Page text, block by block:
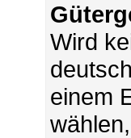
Wird
einem